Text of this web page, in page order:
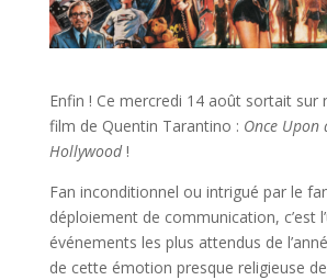
Enfin ! Ce mercredi 14 août sortait sur
film de Quentin Tarantino : Once Upon
Hollywood!
Fan inconditionnel ou intrigué par le
déploiement de communication, c’est
événements les plus attendus de
de cette émotion presque religieuse